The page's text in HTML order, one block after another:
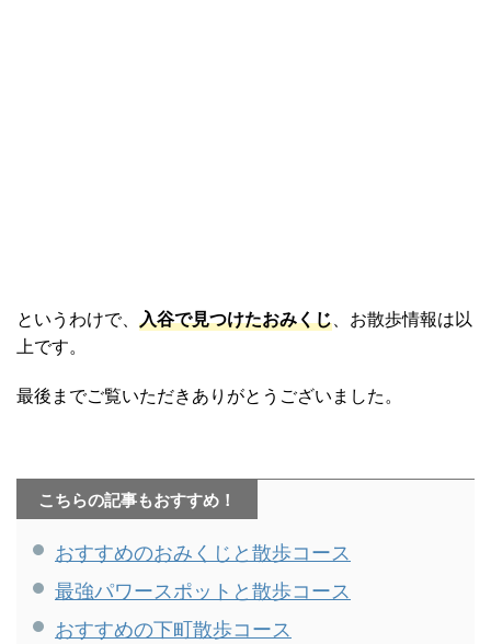
というわけで、 入谷で見つけたおみくじ、お散歩情報は以
上です。
最後までご覧いただきありがとうございました。
こちらの記事もおすすめ！
おすすめのおみくじと散歩コース
最強パワースポットと散歩コース
おすすめの下町散歩コース